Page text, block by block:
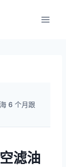
6 个月跟
滤油